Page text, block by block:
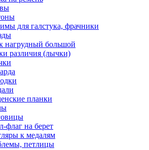
для галстука, фрачники
нагрудный большой
различия (лычки)
планки
флаг на берет
к медалям
петлицы